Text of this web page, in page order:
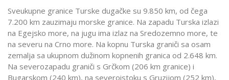
Sveukupne granice Turske dugačke su 9.850 km, od čega
7.200 km zauzimaju morske granice. Na zapadu Turska izlazi
na Egejsko more, na jugu ima izlaz na Sredozemno more, te
na severu na Crno more. Na kopnu Turska graniči sa osam
zemalja sa ukupnom dužinom kopnenih granica od 2.648 km.
Na severozapadu graniči s Grčkom (206 km granice) i
Bugarskom (240 km), na severoistoku s Gruzijom (252 km),